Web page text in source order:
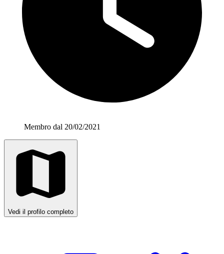
Membro dal 20/02/2021
Vedi il profilo completo